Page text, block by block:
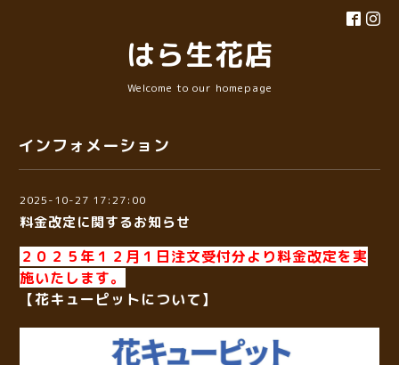
はら生花店
Welcome to our homepage
インフォメーション
2025-10-27 17:27:00
料金改定に関するお知らせ
２０２５年１２月１日注文受付分より料金改定を実
施いたします。
【花キューピットについて】